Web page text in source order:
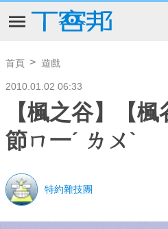
首頁 遊戲
2010.01.02 06:33
【楓之谷】【
節ㄇ一ˊ ㄌㄨˋ
特約雜技團